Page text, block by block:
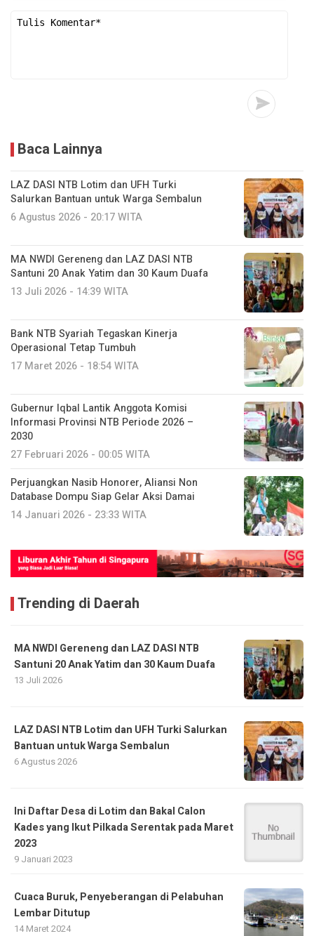
Baca Lainnya
LAZ DASI NTB Lotim dan UFH Turki
Salurkan Bantuan untuk Warga Sembalun
6 Agustus 2026 - 20:17 WITA
MA NWDI Gereneng dan LAZ DASI NTB
Santuni 20 Anak Yatim dan 30 Kaum Duafa
13 Juli 2026 - 14:39 WITA
Bank NTB Syariah Tegaskan Kinerja
Operasional Tetap Tumbuh
17 Maret 2026 - 18:54 WITA
Gubernur Iqbal Lantik Anggota Komisi
Informasi Provinsi NTB Periode 2026 –
2030
27 Februari 2026 - 00:05 WITA
Perjuangkan Nasib Honorer, Aliansi Non
Database Dompu Siap Gelar Aksi Damai
14 Januari 2026 - 23:33 WITA
Trending di Daerah
MA NWDI Gereneng dan LAZ DASI NTB
Santuni 20 Anak Yatim dan 30 Kaum Duafa
13 Juli 2026
LAZ DASI NTB Lotim dan UFH Turki Salurkan
Bantuan untuk Warga Sembalun
6 Agustus 2026
Ini Daftar Desa di Lotim dan Bakal Calon
Kades yang Ikut Pilkada Serentak pada Maret
2023
9 Januari 2023
Cuaca Buruk, Penyeberangan di Pelabuhan
Lembar Ditutup
14 Maret 2024